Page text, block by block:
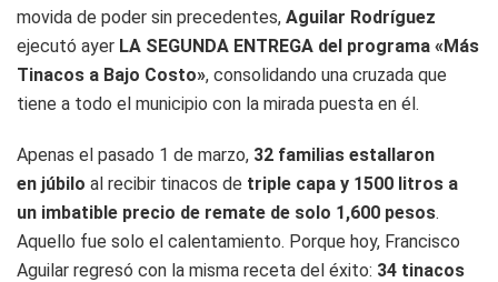
movida de poder sin precedentes, Aguilar Rodríguez
ejecutó ayer LA SEGUNDA ENTREGA del programa «Más
Tinacos a Bajo Costo», consolidando una cruzada que
tiene a todo el municipio con la mirada puesta en él.
Apenas el pasado 1 de marzo, 32 familias estallaron
en júbilo al recibir tinacos de triple capa y 1500 litros a
un imbatible precio de remate de solo 1,600 pesos.
Aquello fue solo el calentamiento. Porque hoy, Francisco
Aguilar regresó con la misma receta del éxito: 34 tinacos